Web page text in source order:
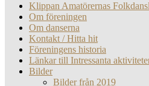
Klippan Amatörernas
Om föreningen
Om danserna
Kontakt / Hitta hit
Föreningens historia
Länkar till Intressanta
Bilder
Bilder från 2019